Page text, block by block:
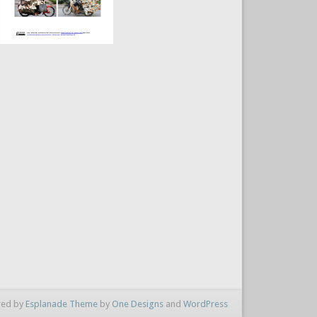
by Esplanade Theme by One Designs and WordPress